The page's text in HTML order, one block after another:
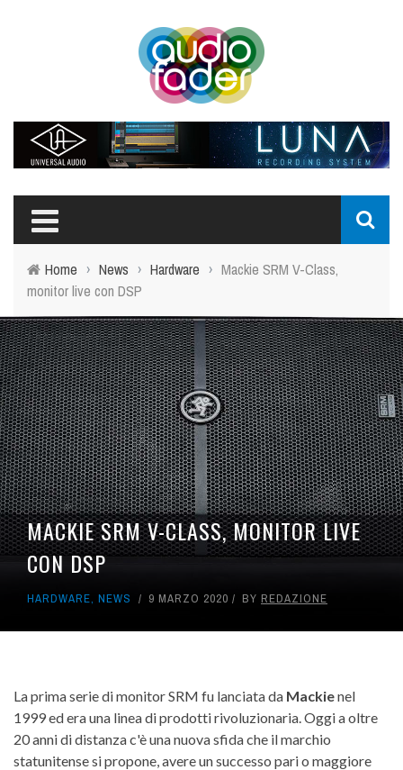
Home › News › Hardware › Mackie SRM V-Class,
monitor live con DSP
MACKIE SRM V-CLASS, MONITOR LIVE
CON DSP
HARDWARE, NEWS 9 MARZO 2020 BY REDAZIONE
La prima serie di monitor SRM fu lanciata da Mackienel
1999 ed era una linea di prodotti rivoluzionaria. Oggi a oltre
20 anni di distanza c'è una nuova sfida che il marchio
statunitense si propone, avere un successo pari o maggiore